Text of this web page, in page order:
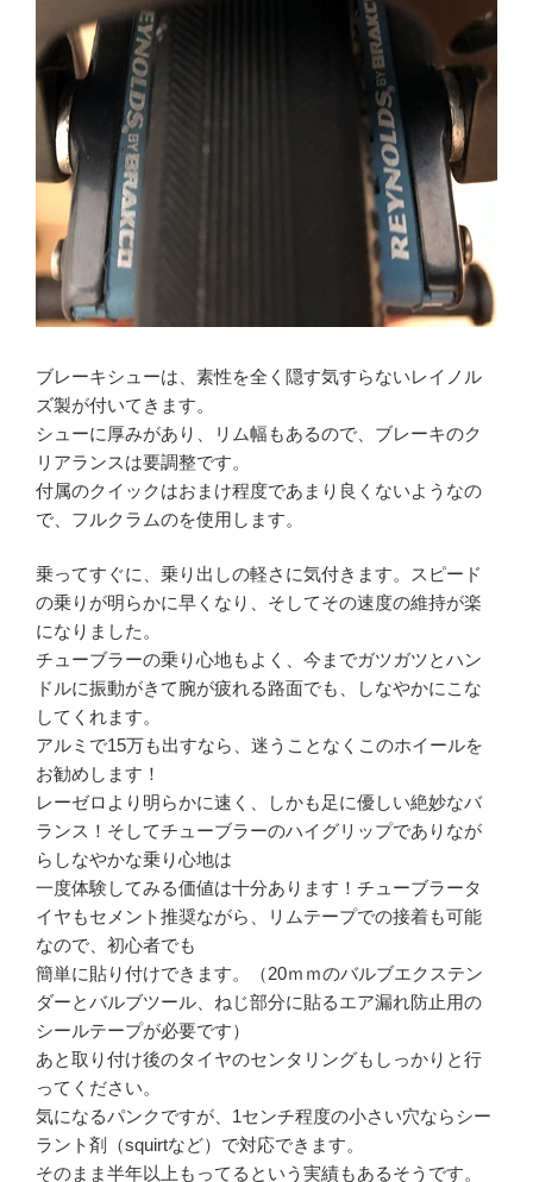
ブレーキシューは、素性を全く隠す気すらないレイノル
ズ製が付いてきます。
シューに厚みがあり、リム幅もあるので、ブレーキのク
リアランスは要調整です。
付属のクイックはおまけ程度であまり良くないようなの
で、フルクラムのを使用します。
乗ってすぐに、乗り出しの軽さに気付きます。スピード
の乗りが明らかに早くなり、そしてその速度の維持が楽
になりました。
チューブラーの乗り心地もよく、今までガツガツとハン
ドルに振動がきて腕が疲れる路面でも、しなやかにこな
してくれます。
アルミで15万も出すなら、迷うことなくこのホイールを
お勧めします！
レーゼロより明らかに速く、しかも足に優しい絶妙なバ
ランス！そしてチューブラーのハイグリップでありなが
らしなやかな乗り心地は
一度体験してみる価値は十分あります！チューブラータ
イヤもセメント推奨ながら、リムテープでの接着も可能
なので、初心者でも
簡単に貼り付けできます。（20ｍｍのバルブエクステン
ダーとバルブツール、ねじ部分に貼るエア漏れ防止用の
シールテープが必要です）
あと取り付け後のタイヤのセンタリングもしっかりと行
ってください。
気になるパンクですが、1センチ程度の小さい穴ならシー
ラント剤（squirtなど）で対応できます。
そのまま半年以上もってるという実績もあるそうです。